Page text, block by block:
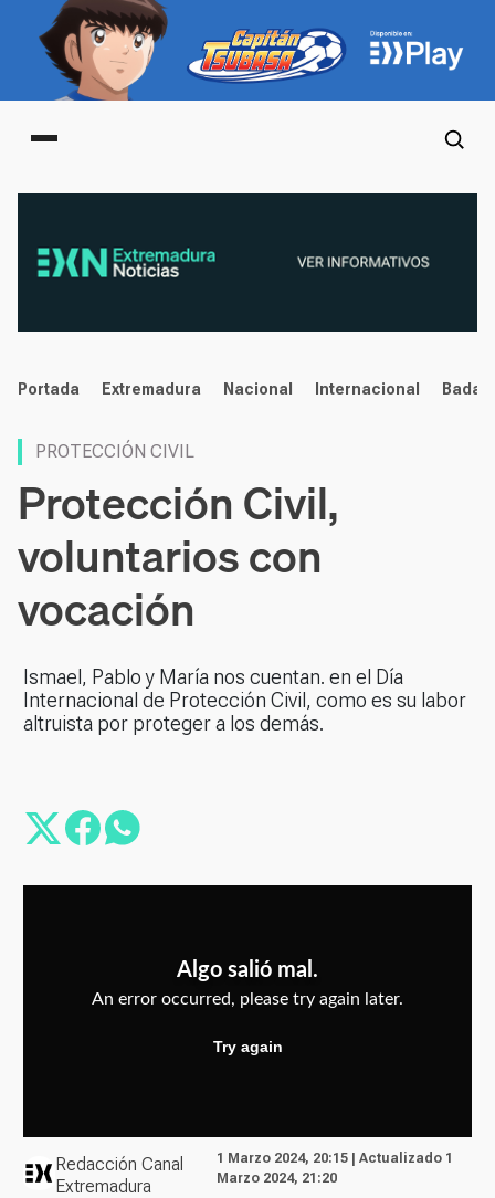
Main menu
noticias
Portada Extremadura Nacional Internacional
PROTECCIÓN CIVIL
Protección Civil,
voluntarios con
vocación
Ismael, Pablo y María nos cuentan. en el Día
Internacional de Protección Civil, como es su labor
altruista por proteger a los demás.
Redacción Canal
Extremadura
1 Marzo 2024, 20:15 | Actualizado 1
Marzo 2024, 21:20